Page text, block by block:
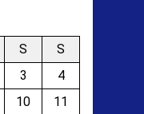
S
S
3
4
10
11